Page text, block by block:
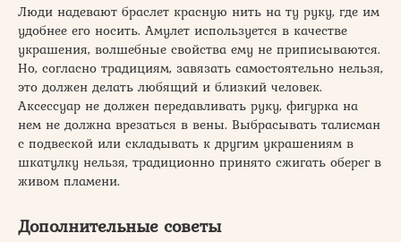
Люди надевают браслет красную нить на ту руку, где им
удобнее его носить. Амулет используется в качестве
украшения, волшебные свойства ему не приписываются.
Но, согласно традициям, завязать самостоятельно нельзя,
это должен делать любящий и близкий человек.
Аксессуар не должен передавливать руку, фигурка на
нем не должна врезаться в вены. Выбрасывать талисман
с подвеской или складывать к другим украшениям в
шкатулку нельзя, традиционно принято сжигать оберег в
живом пламени.
Дополнительные советы